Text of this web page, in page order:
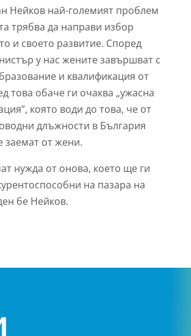
Нейков най-големият проблем
трябва да направи избор
и своето развитие. Според
у нас жените завършват с
и квалификация от
това обаче ги очаква „ужасна
която води до това, че от
длъжности в България
заемат от жени.
нужда от онова, което ще ги
на пазара на
бе Нейков.